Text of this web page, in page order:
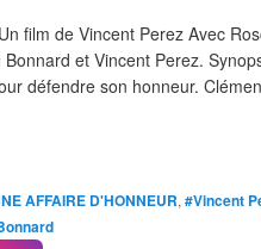
film de Vincent Perez Avec
et Vincent Perez.
défendre son honneur.
AFFAIRE D'HONNEUR, #Vincent